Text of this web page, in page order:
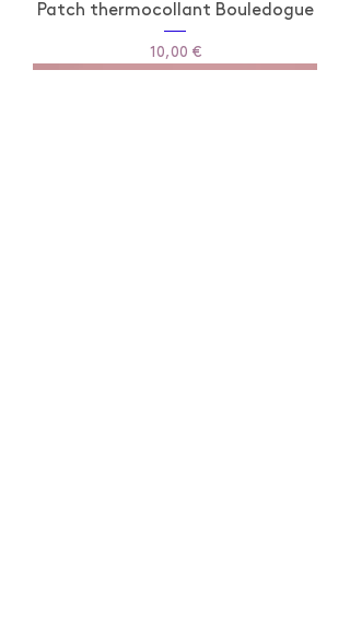
Patch thermocollant Bouledogue
Prix
10,00 €